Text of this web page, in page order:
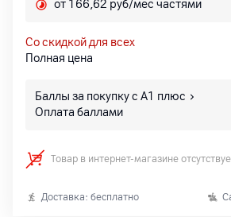
от 166,62 руб/мес частями
со скидкой для всех
Полная цена
Баллы за покупку с А1 плюс
Оплата баллами
Товар в интернет-магазине
Доставка: бесплатно